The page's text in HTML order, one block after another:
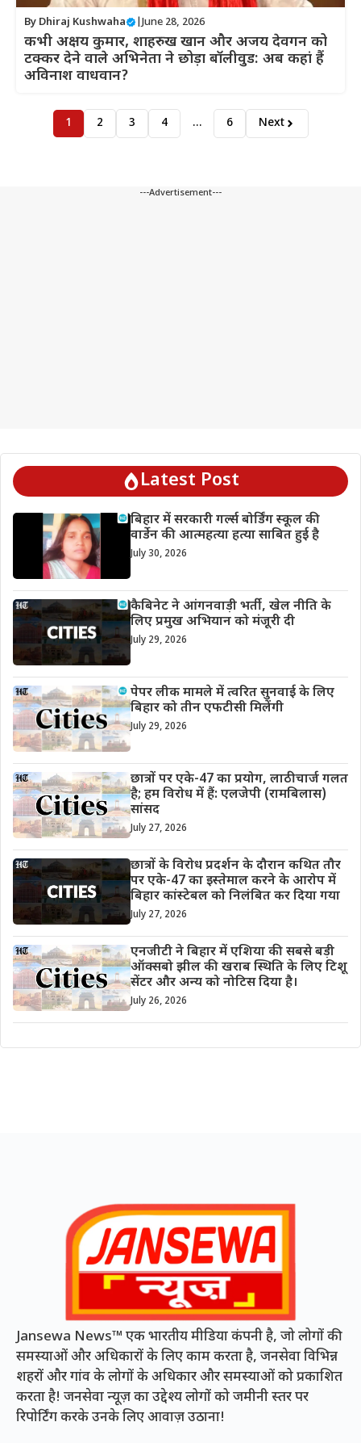
By Dhiraj Kushwaha June 28, 2026
कभी अक्षय कुमार, शाहरुख खान और अजय देवगन को
टक्कर देने वाले अभिनेता ने छोड़ा बॉलीवुड: अब कहां हैं
अविनाश वाधवान?
1 2 3 4 … 6 Next
---Advertisement---
Latest Post
बिहार में सरकारी गर्ल्स बोर्डिंग स्कूल की
वार्डेन की आत्महत्या हत्या साबित हुई है
July 30, 2026
कैबिनेट ने आंगनवाड़ी भर्ती, खेल नीति के
लिए प्रमुख अभियान को मंजूरी दी
July 29, 2026
पेपर लीक मामले में त्वरित सुनवाई के लिए
बिहार को तीन एफटीसी मिलेंगी
July 29, 2026
छात्रों पर एके-47 का प्रयोग, लाठीचार्ज गलत
है; हम विरोध में हैं: एलजेपी (रामबिलास)
सांसद
July 27, 2026
छात्रों के विरोध प्रदर्शन के दौरान कथित तौर
पर एके-47 का इस्तेमाल करने के आरोप में
बिहार कांस्टेबल को निलंबित कर दिया गया
July 27, 2026
एनजीटी ने बिहार में एशिया की सबसे बड़ी
ऑक्सबो झील की खराब स्थिति के लिए टिशू
सेंटर और अन्य को नोटिस दिया है।
July 26, 2026
Jansewa News™ एक भारतीय मीडिया कंपनी है, जो लोगों की
समस्याओं और अधिकारों के लिए काम करता है, जनसेवा विभिन्न
शहरों और गांव के लोगों के अधिकार और समस्याओं को प्रकाशित
करता है! जनसेवा न्यूज़ का उद्देश्य लोगों को जमीनी स्तर पर
रिपोर्टिंग करके उनके लिए आवाज़ उठाना!